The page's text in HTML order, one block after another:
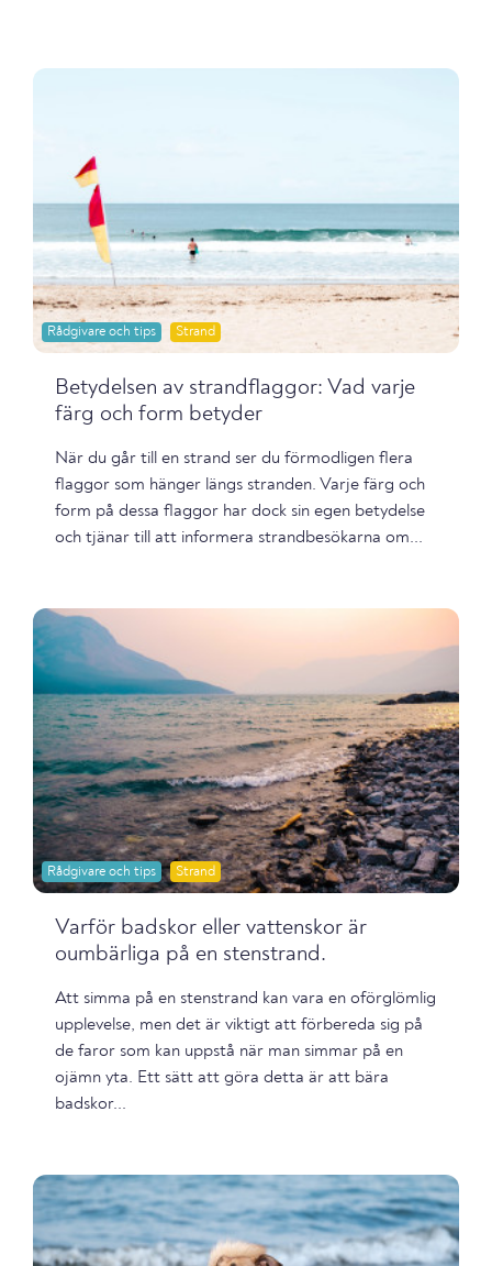
Rådgivare och tips Strand
Betydelsen av strandflaggor: Vad varje
färg och form betyder
När du går till en strand ser du förmodligen flera
flaggor som hänger längs stranden. Varje färg och
form på dessa flaggor har dock sin egen betydelse
och tjänar till att informera strandbesökarna om...
Rådgivare och tips Strand
Varför badskor eller vattenskor är
oumbärliga på en stenstrand.
Att simma på en stenstrand kan vara en oförglömlig
upplevelse, men det är viktigt att förbereda sig på
de faror som kan uppstå när man simmar på en
ojämn yta. Ett sätt att göra detta är att bära
badskor...